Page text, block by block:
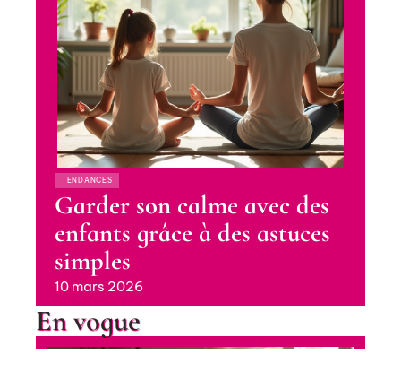
TENDANCES
Garder son calme avec des
enfants grâce à des astuces
simples
10 mars 2026
En vogue